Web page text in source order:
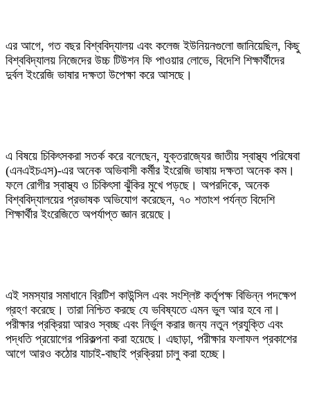
‎এর আগে, গত বছর বিশ্ববিদ্যালয় এবং কলেজ ইউনিয়নগুলো জানিয়েছিল, কিছু
বিশ্ববিদ্যালয় নিজেদের উচ্চ টিউশন ফি পাওয়ার লোভে, বিদেশি শিক্ষার্থীদের
দুর্বল ইংরেজি ভাষার দক্ষতা উপেক্ষা করে আসছে।
‎এ বিষয়ে চিকিৎসকরা সতর্ক করে বলেছেন, যুক্তরাজ্যের জাতীয় স্বাস্থ্য পরিষেবা
(এনএইচএস)-এর অনেক অভিবাসী কর্মীর ইংরেজি ভাষায় দক্ষতা অনেক কম।
ফলে রোগীর স্বাস্থ্য ও চিকিৎসা ঝুঁকির মুখে পড়ছে। অপরদিকে, অনেক
বিশ্ববিদ্যালয়ের প্রভাষক অভিযোগ করেছেন, ৭০ শতাংশ পর্যন্ত বিদেশি
শিক্ষার্থীর ইংরেজিতে অপর্যাপ্ত জ্ঞান রয়েছে।
‎এই সমস্যার সমাধানে ব্রিটিশ কাউন্সিল এবং সংশ্লিষ্ট কর্তৃপক্ষ বিভিন্ন পদক্ষেপ
গ্রহণ করেছে। তারা নিশ্চিত করছে যে ভবিষ্যতে এমন ভুল আর হবে না।
পরীক্ষার প্রক্রিয়া আরও স্বচ্ছ এবং নির্ভুল করার জন্য নতুন প্রযুক্তি এবং
পদ্ধতি প্রয়োগের পরিকল্পনা করা হয়েছে। এছাড়া, পরীক্ষার ফলাফল প্রকাশের
আগে আরও কঠোর যাচাই-বাছাই প্রক্রিয়া চালু করা হচ্ছে।